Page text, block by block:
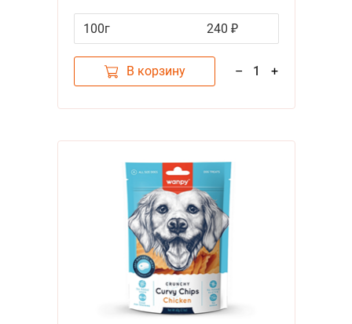
жевательной шпажке
100г 240 ₽
В корзину – 1 +